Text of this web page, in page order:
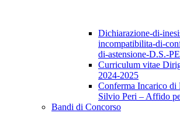
Dichiarazione-di-
incompatibilita-di-
di-astensione-D.S.-
Curriculum vitae
2024-2025
Conferma Incarico di
Silvio Peri – Affido
Bandi di Concorso